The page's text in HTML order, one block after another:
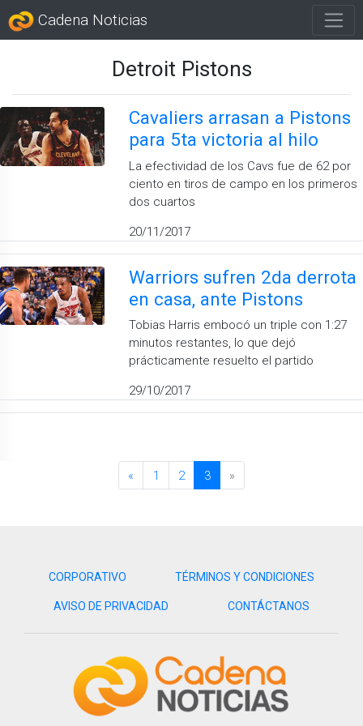
Cadena Noticias
Detroit Pistons
Cavaliers arrasan a Pistons
para 5ta victoria al hilo
La efectividad de los Cavs fue de 62 por
ciento en tiros de campo en los primeros
dos cuartos
20/11/2017
Warriors sufren 2da derrota
en casa, ante Pistons
Tobias Harris embocó un triple con 1:27
minutos restantes, lo que dejó
prácticamente resuelto el partido
29/10/2017
« 1 2 3 »
CORPORATIVO TÉRMINOS Y CONDICIONES
AVISO DE PRIVACIDAD CONTÁCTANOS